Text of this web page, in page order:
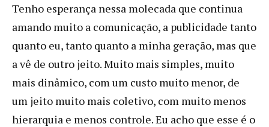
Tenho esperança nessa molecada que continua
amando muito a comunicação, a publicidade tanto
quanto eu, tanto quanto a minha geração, mas que
a vê de outro jeito. Muito mais simples, muito
mais dinâmico, com um custo muito menor, de
um jeito muito mais coletivo, com muito menos
hierarquia e menos controle. Eu acho que esse é o